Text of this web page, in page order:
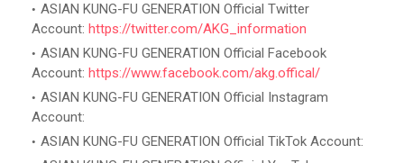
ASIAN KUNG-FU GENERATION Official Twitter
Account: https://twitter.com/AKG_information
ASIAN KUNG-FU GENERATION Official Facebook
Account: https://www.facebook.com/akg.offical/
ASIAN KUNG-FU GENERATION Official Instagram
Account:
ASIAN KUNG-FU GENERATION Official TikTok Account: